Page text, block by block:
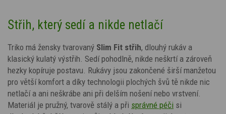
Střih, který sedí a nikde netlačí
Triko má žensky tvarovaný Slim Fit střih, dlouhý rukáv a
klasický kulatý výstřih. Sedí pohodlně, nikde neškrtí a zároveň
hezky kopíruje postavu. Rukávy jsou zakončené širší manžetou
pro větší komfort a díky technologii plochých švů tě nikde nic
netlačí a ani neškrábe ani při delším nošení nebo vrstvení.
Materiál je pružný, tvarově stálý a při správné péči si